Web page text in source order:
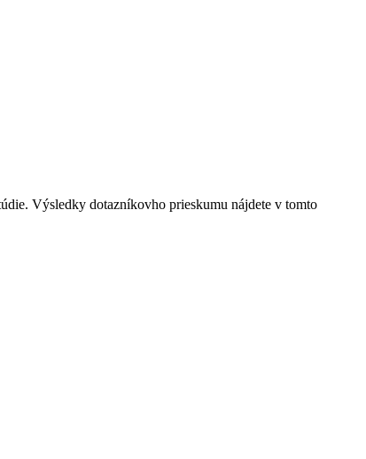
Výsledky dotazníkovho prieskumu nájdete v tomto